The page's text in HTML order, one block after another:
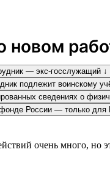
новом
— экс-госслужащий ↓
подлежит воинскому
сведениях о
России — только для
очень много,